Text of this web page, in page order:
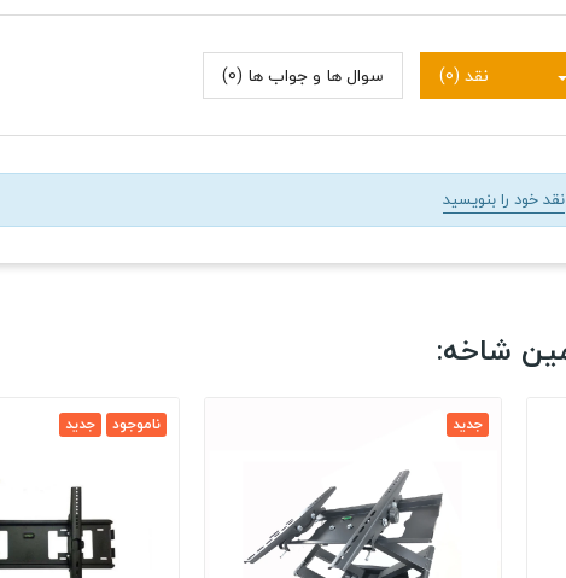
نقد (0) سوال ها و جواب ها (0)
نقد خود را بنویسید
جدید ناموجود جدید